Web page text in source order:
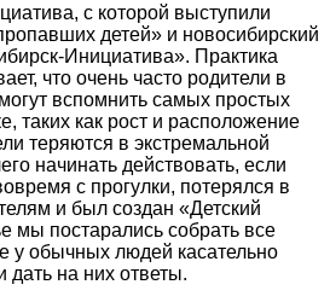
с которой выступили
детей» и новосибирский
Инициатива». Практика
что очень часто родители в
вспомнить самых простых
таких как рост и расположение
теряются в экстремальной
начинать действовать, если
с прогулки, потерялся в
и был создан «Детский
мы постарались собрать все
у обычных людей касательно
дать на них ответы.